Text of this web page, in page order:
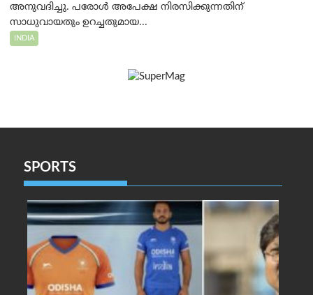
അനുവദിച്ചു. പരോൾ അപേക്ഷ നിരസിക്കുന്നതിന്
സാധുവായതും ഉറച്ചതുമായ...
INDIA
SPORTS